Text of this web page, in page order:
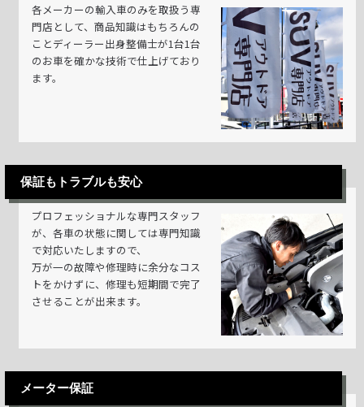
各メーカーの輸入車のみを取扱う専
門店として、商品知識はもちろんの
ことディーラー出身整備士が1台1台
のお車を確かな技術で仕上げており
ます。
保証もトラブルも安心
プロフェッショナルな専門スタッフ
が、各車の状態に関しては専門知識
で対応いたしますので、
万が一の故障や修理時に余分なコス
トをかけずに、修理も短期間で完了
させることが出来ます。
メーター保証